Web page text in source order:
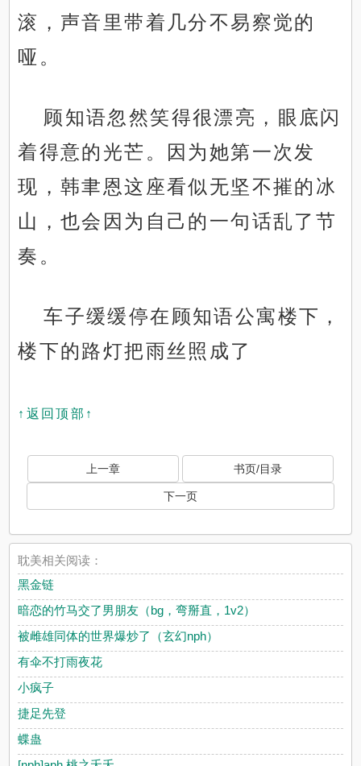
滚，声音里带着几分不易察觉的
哑。
顾知语忽然笑得很漂亮，眼底闪
着得意的光芒。因为她第一次发
现，韩聿恩这座看似无坚不摧的冰
山，也会因为自己的一句话乱了节
奏。
车子缓缓停在顾知语公寓楼下，
楼下的路灯把雨丝照成了
↑返回顶部↑
上一章 书页/目录
下一页
耽美相关阅读：
黑金链
暗恋的竹马交了男朋友（bg，弯掰直，1v2）
被雌雄同体的世界爆炒了（玄幻nph）
有伞不打雨夜花
小疯子
捷足先登
蝶蛊